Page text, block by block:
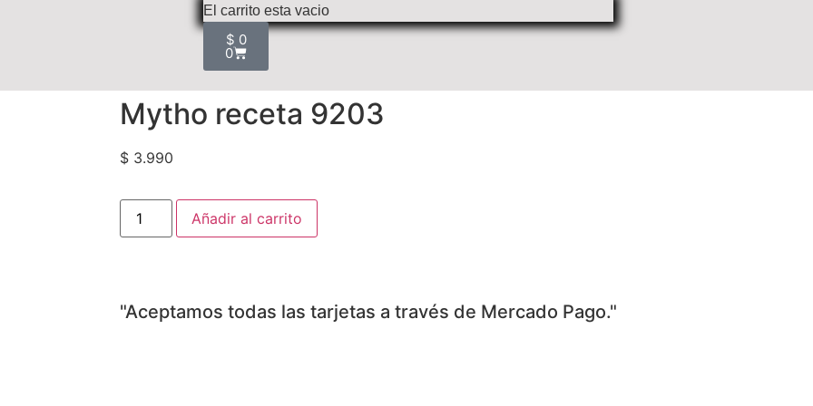
$ 0
0
Mytho receta 9203
$ 3.990
Añadir al carrito
"Aceptamos todas las tarjetas a través de Mercado Pago."